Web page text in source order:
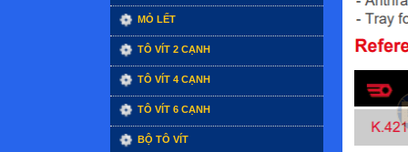
MỎ LẾT
TÔ VÍT 2 CẠNH
TÔ VÍT 4 CẠNH
TÔ VÍT 6 CẠNH
BỘ TÔ VÍT